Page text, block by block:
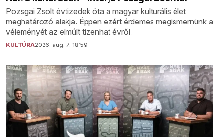
Pozsgai Zsolt évtizedek óta a magyar kulturális élet
meghatározó alakja. Éppen ezért érdemes megismernünk a
véleményét az elmúlt tizenhat évről.
KULTÚRA2026. aug. 7. 18:59